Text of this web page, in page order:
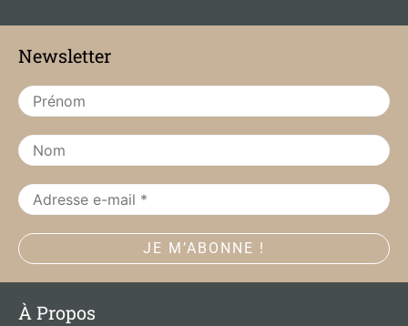
e
o
k
t
r
a
m
À Propos
Newsletter